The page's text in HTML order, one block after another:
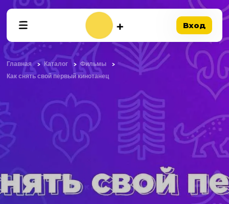
Вход
Главная Каталог
Фильмы
Как снять свой первый кинотанец